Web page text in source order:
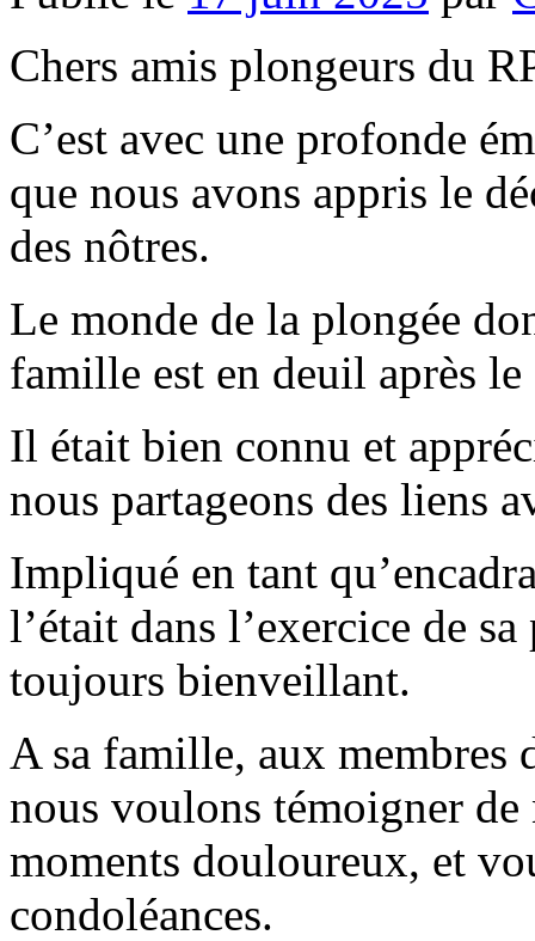
Chers amis plongeurs du
C’est avec une profonde
que nous avons appris le
des nôtres.
Le monde de la plongée
famille est en deuil après le
Il était bien connu et
nous partageons des liens
Impliqué en tant
l’était dans l’exercice de
toujours bienveillant.
A sa famille, aux membres
nous voulons témoigner
moments douloureux, et
condoléances.